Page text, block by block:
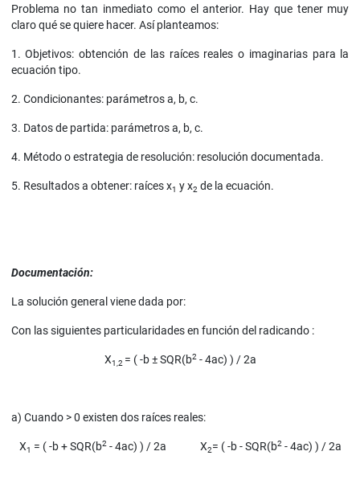
Problema no tan inmediato como el anterior. Hay que tener muy
claro qué se quiere hacer. Así planteamos:
1. Objetivos: obtención de las raíces reales o imaginarias para la
ecuación tipo.
2. Condicionantes: parámetros a, b, c.
3. Datos de partida: parámetros a, b, c.
4. Método o estrategia de resolución: resolución documentada.
5. Resultados a obtener: raíces x1 y x2 de la ecuación.
Documentación:
La solución general viene dada por:
Con las siguientes particularidades en función del radicando :
X1,2 = ( -b ± SQR(b2- 4ac) ) / 2a
a) Cuando > 0 existen dos raíces reales:
X1 = ( -b + SQR(b2- 4ac) ) / 2a X2= ( -b - SQR(b2- 4ac) ) / 2a